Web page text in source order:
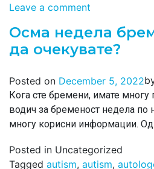
Leave a comment
Осма недела
да очекувате?
Posted on December 5, 2022
Кога сте бремени, имате
водич за бременост недела по
многу корисни информации. Од
Posted in Uncategorized
Tagged autism, autism,